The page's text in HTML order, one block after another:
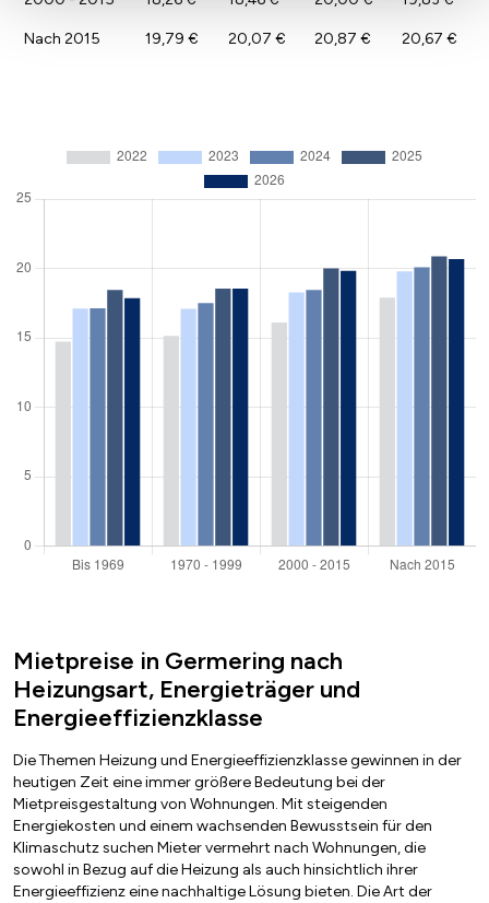
Nach 2015 19,79 € 20,07 € 20,87 € 20,67 €
Mietpreise in Germering nach
Heizungsart, Energieträger und
Energieeffizienzklasse
Die Themen Heizung und Energieeffizienzklasse gewinnen in der
heutigen Zeit eine immer größere Bedeutung bei der
Mietpreisgestaltung von Wohnungen. Mit steigenden
Energiekosten und einem wachsenden Bewusstsein für den
Klimaschutz suchen Mieter vermehrt nach Wohnungen, die
sowohl in Bezug auf die Heizung als auch hinsichtlich ihrer
Energieeffizienz eine nachhaltige Lösung bieten. Die Art der